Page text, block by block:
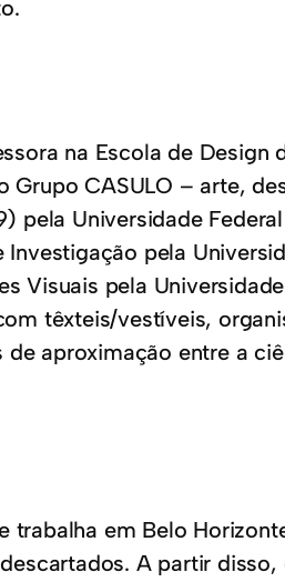
na Escola de Design
Grupo CASULO – arte,
pela Universidade
pela
Visuais pela
têxteis/vestíveis,
aproximação entre a
trabalha em Belo
A partir